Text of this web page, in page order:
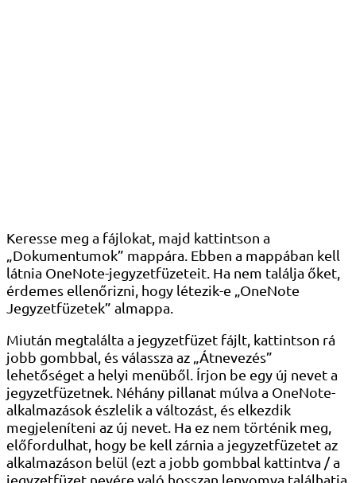
Keresse meg a fájlokat, majd kattintson a
„Dokumentumok” mappára. Ebben a mappában kell
látnia OneNote-jegyzetfüzeteit. Ha nem találja őket,
érdemes ellenőrizni, hogy létezik-e „OneNote
Jegyzetfüzetek” almappa.
Miután megtalálta a jegyzetfüzet fájlt, kattintson rá
jobb gombbal, és válassza az „Átnevezés”
lehetőséget a helyi menüből. Írjon be egy új nevet a
jegyzetfüzetnek. Néhány pillanat múlva a OneNote-
alkalmazások észlelik a változást, és elkezdik
megjeleníteni az új nevet. Ha ez nem történik meg,
előfordulhat, hogy be kell zárnia a jegyzetfüzetet az
alkalmazáson belül (ezt a jobb gombbal kattintva / a
jegyzetfüzet nevére való hosszan lenyomva találhatja